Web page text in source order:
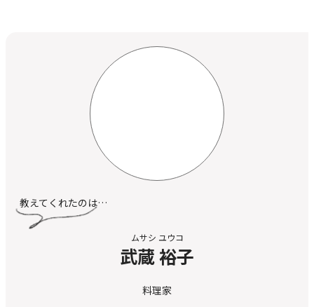
教えてくれたのは…
武蔵 裕子
ムサシ ユウコ
料理家